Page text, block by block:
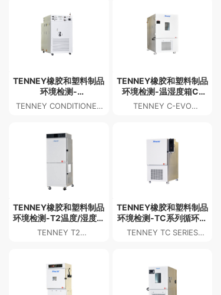
CHAMBER
TENNEY橡胶和塑料制品
环境检测-
CONDITIONED空气供应
TENNEY CONDITIONED
TENNEY橡胶和塑料制品
环境检测-温湿度箱C-
EVO
TENNEY C-EVO
TENNEY橡胶和塑料制品
环境检测-T2温度/湿度循
环测试箱
TENNEY T2
CHAMBER
TENNEY橡胶和塑料制品
环境检测-TC系列循环测
试箱
TENNEY TC SERIES